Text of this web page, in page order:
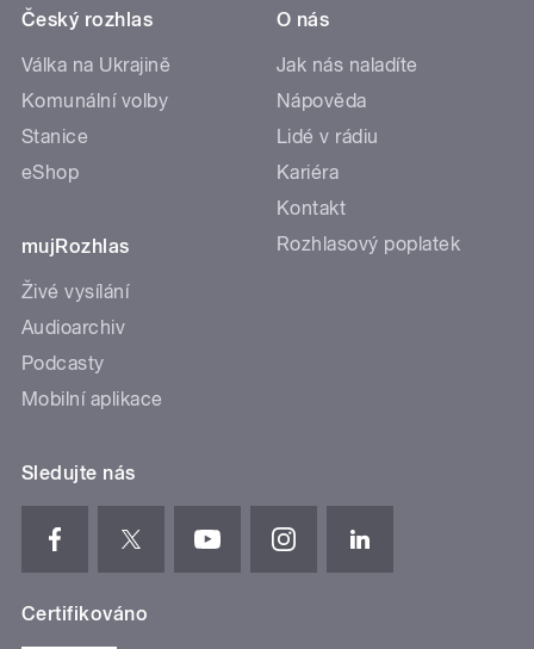
Český rozhlas
Válka na Ukrajině
Komunální volby
Stanice
eShop
mujRozhlas
Živé vysílání
Audioarchiv
Podcasty
Mobilní aplikace
O nás
Jak nás naladíte
Nápověda
Lidé v rádiu
Kariéra
Kontakt
Rozhlasový poplatek
Sledujte nás
Certifikováno